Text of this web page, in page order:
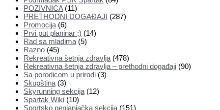
POZIVNICA(11)
PRETHODNI DOGAĐAJI (287)
Promocija (6)
Prvi put planinar ;) (14)
Rad sa mladima (5)
Razno (45)
Rekreativna šetnja zdravlja (478)
Rekreativna šetnja zdravlja – prethodni događaji (90)
Sa porodicom u prirodi (3)
Skupština (3)
Skyrunning sekcija (12)
Spartak Wiki (10)
Sportsko penjanjačka sekcija (151)